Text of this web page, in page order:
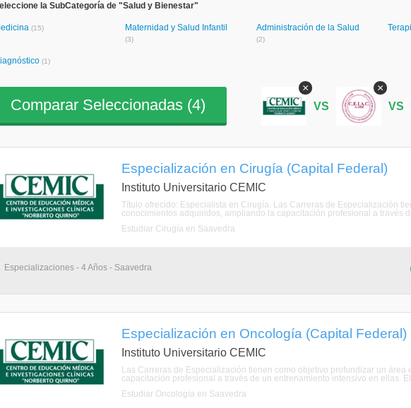
la SubCategoría de "Salud y Bienestar"
(15) Maternidad y Salud Infantil
(3)
Administración de la Salud
(2)
(1)
Comparar Seleccionadas (4)
×
VS
×
VS
Especialización en Cirugía (Capital Federal)
Instituto Universitario CEMIC
Título ofrecido: Especialista en Cirugía. Las Carreras de Especialización
conocimientos adquiridos, ampliando la capacitación profesional a través
Estudiar Cirugía en Saavedra
Especializaciones - 4 Años - Saavedra
Especialización en Oncología (Capital Federal)
Instituto Universitario CEMIC
Las Carreras de Especialización tienen como objetivo profundizar un
capacitación profesional a través de un entrenamiento intensivo en ellas.
Estudiar Oncología en Saavedra